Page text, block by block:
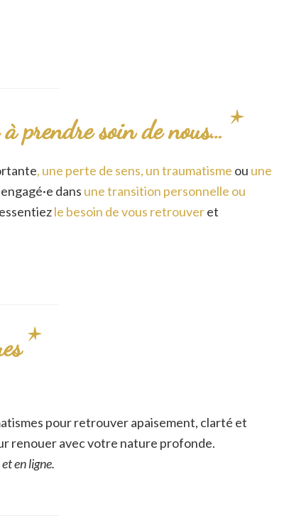
prendre soin de nous…
, une perte de sens, un traumatisme ou une
dans une transition personnelle ou
le besoin de vous retrouveret
pour retrouver apaisement, clarté et
renouer avec votre nature profonde.
en ligne.